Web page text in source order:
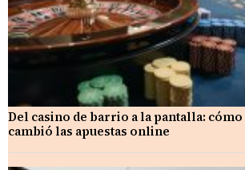
Del casino de barrio a la pantalla:
cambió las apuestas online